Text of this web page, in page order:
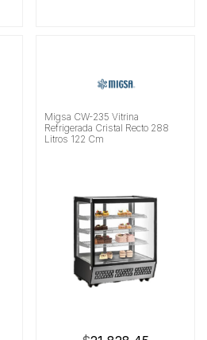
Migsa CW-235 Vitrina
Refrigerada Cristal Recto 288
Litros 122 Cm